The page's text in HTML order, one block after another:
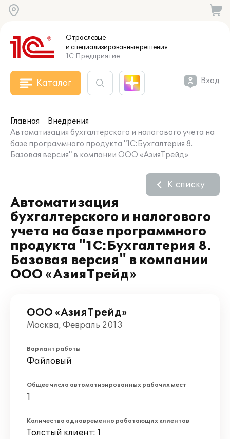
Отраслевые
и специализированныерешения
1С:Предприятие
Каталог Вход
Главная
Внедрения
Автоматизация бухгалтерского и налогового учета на
базе программного продукта "1С:Бухгалтерия 8.
Базовая версия" в компании ООО «АзияТрейд»
Автоматизация
бухгалтерского и налогового
учета на базе программного
продукта "1С:Бухгалтерия 8.
Базовая версия" в компании
ООО «АзияТрейд»
К списку
ООО «АзияТрейд»
Москва, Февраль 2013
Вариант работы
Файловый
Общее число автоматизированных рабочих мест
1
Количество одновременно работающих клиентов
Толстый клиент: 1